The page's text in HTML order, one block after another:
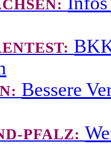
Bessere
PFALZ: